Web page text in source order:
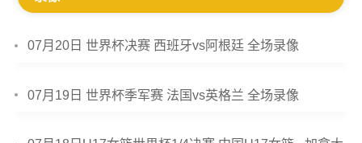
07月20日 世界杯决赛 西班牙vs阿根廷 全场录像
07月19日 世界杯季军赛 法国vs英格兰 全场录像